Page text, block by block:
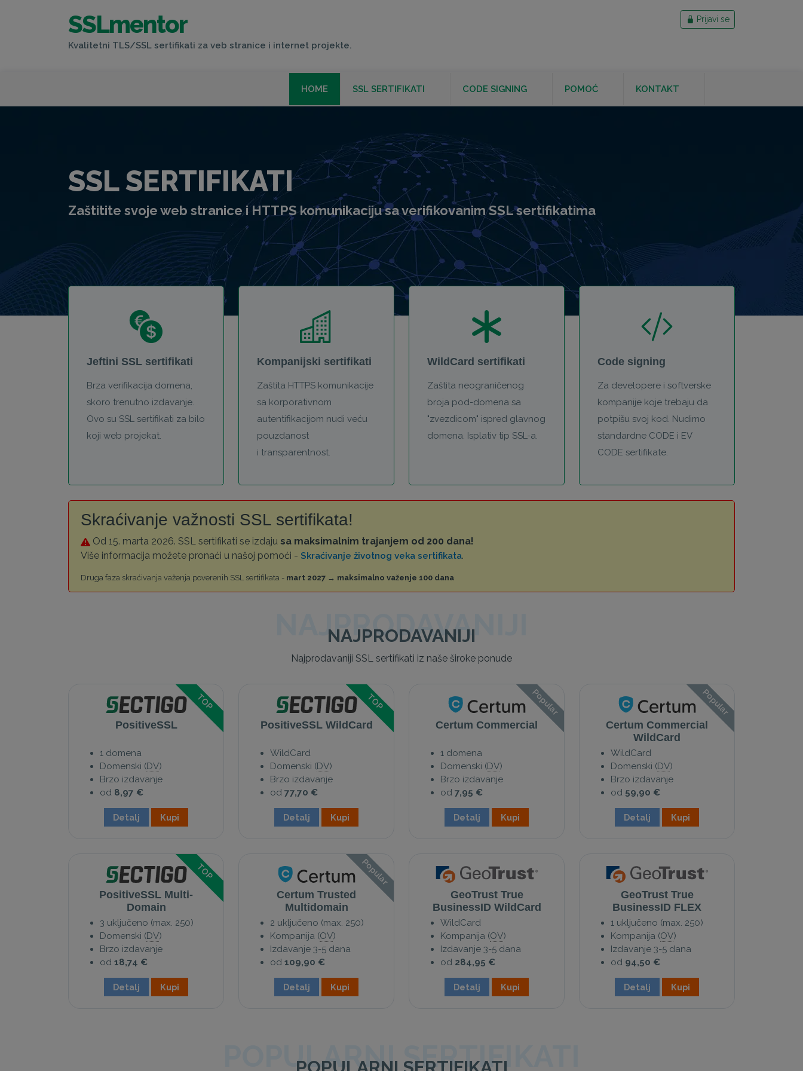
SSLmentor
Kvalitetni TLS/SSL sertifikati za veb stranice i internet projekte.
Prijavi se
HOME SSL SERTIFIKATI CODE SIGNING POMOĆ KONTAKT
SSL SERTIFIKATI
Zaštitite svoje web stranice i HTTPS komunikaciju sa verifikovanim SSL sertifikatima
Jeftini SSL sertifikati
Brza verifikacija domena,
skoro trenutno izdavanje.
Ovo su SSL sertifikati za bilo
koji web projekat.
Kompanijski sertifikati
Zaštita HTTPS komunikacije
sa korporativnom
autentifikacijom nudi veću
pouzdanost
i transparentnost.
WildCard sertifikati
Zaštita neograničenog
broja pod-domena sa
"zvezdicom" ispred glavnog
domena. Isplativ tip SSL-a.
Code signing
Za developere i softverske
kompanije koje trebaju da
potpišu svoj kod. Nudimo
standardne CODE i EV
CODE sertifikate.
Skraćivanje važnosti SSL sertifikata!
Od 15. marta 2026. SSL sertifikati se izdaju sa maksimalnim trajanjem od 200 dana!
Više informacija možete pronaći u našoj pomoći - Skraćivanje životnog veka sertifikata.
Druga faza skraćivanja važenja poverenih SSL sertifikata - mart 2027 → maksimalno važenje 100 dana
NAJPRODAVANIJI
NAJPRODAVANIJI
Najprodavaniji SSL sertifikati iz naše široke ponude
TOP
PositiveSSL
1 domena
Domenski (DV)
Brzo izdavanje
od 8,97 €
Detalj Kupi
TOP
PositiveSSL WildCard
WildCard
Domenski (DV)
Brzo izdavanje
od 77,70 €
Detalj Kupi
Popular
Certum Commercial
1 domena
Domenski (DV)
Brzo izdavanje
od 7,95 €
Detalj Kupi
Popular
Certum Commercial
WildCard
WildCard
Domenski (DV)
Brzo izdavanje
od 59,90 €
Detalj Kupi
TOP
PositiveSSL Multi-
Domain
3 uključeno (max. 250)
Domenski (DV)
Brzo izdavanje
od 18,74 €
Detalj Kupi
Popular
Certum Trusted
Multidomain
2 uključeno (max. 250)
Kompanija (OV)
Izdavanje 3-5 dana
od 109,90 €
Detalj Kupi
GeoTrust True
BusinessID WildCard
WildCard
Kompanija (OV)
Izdavanje 3-5 dana
od 284,95 €
Detalj Kupi
GeoTrust True
BusinessID FLEX
1 uključeno (max. 250)
Kompanija (OV)
Izdavanje 3-5 dana
od 94,50 €
Detalj Kupi
POPULARNI SERTIFIKATI